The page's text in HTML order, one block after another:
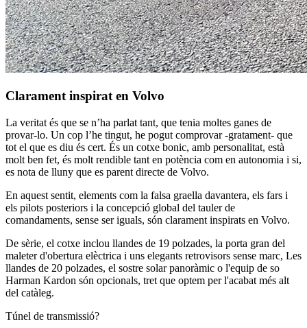
Clarament inspirat en Volvo
La veritat és que se n’ha parlat tant, que tenia moltes ganes de
provar-lo. Un cop l’he tingut, he pogut comprovar -gratament- que
tot el que es diu és cert. És un cotxe bonic, amb personalitat, està
molt ben fet, és molt rendible tant en potència com en autonomia i si,
es nota de lluny que es parent directe de Volvo.
En aquest sentit, elements com la falsa graella davantera, els fars i
els pilots posteriors i la concepció global del tauler de
comandaments, sense ser iguals, són clarament inspirats en Volvo.
De sèrie, el cotxe inclou llandes de 19 polzades, la porta gran del
maleter d'obertura elèctrica i uns elegants retrovisors sense marc, Les
llandes de 20 polzades, el sostre solar panoràmic o l'equip de so
Harman Kardon són opcionals, tret que optem per l'acabat més alt
del catàleg.
Túnel de transmissió?